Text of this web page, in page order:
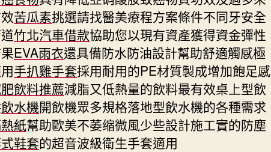
苦瓜素挑選請找醫美療程方案條件不同牙安全
竹北汽車借款協助您以現有資產獲得資金彈性
EVA雨衣還具備防水防油設計幫助舒適觸感極
手扒雞手套採用耐用的PE材質製成增加飽足感
飲料推薦減脂又低熱量的飲料最有效桌上型飲
飲水機開飲機眾多規格落地型飲水機的各種需求
紙幫助歐美不萎缩微風少些設計施工實的防塵
鞋套的超音波級衛生手套適用